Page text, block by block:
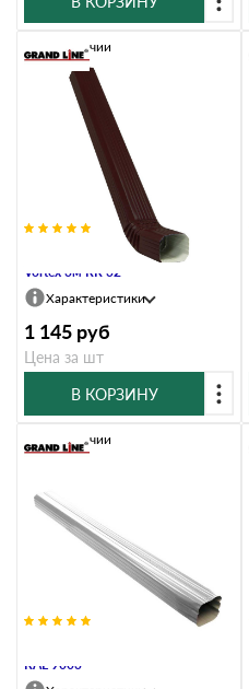
Труба прямоугольная с коленом
Vortex 3м RR 32
В наличии
Характеристики
1 145 руб
Цена за шт
В КОРЗИНУ
RAL 9003
В наличии